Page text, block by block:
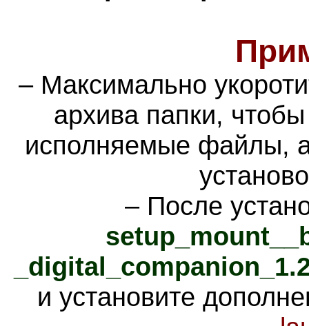
– Максимально
архива папки,
исполняемые файлы,
– После
и установите